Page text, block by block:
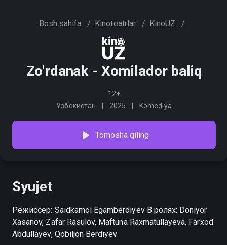
Bosh sahifa / Kinoteatrlar / KinoUZ /
Zo'rdanak - Xomilador baliq
12+
Узбекистан
2025 Komediya
Tomosha qiling
Syujet
Режиссер: Saidkamol Egamberdiyev В ролях: Doniyor
Xasanov, Zafar Rasulov, Maftuna Raxmatullayeva, Farxod
Abdullayev, Qobiljon Berdiyev